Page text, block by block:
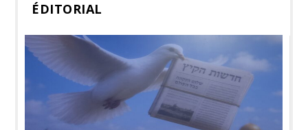
ÉDITORIAL